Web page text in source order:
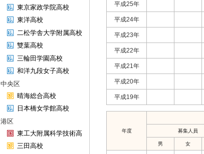
平成25年
平成24年
平成23年
平成22年
平成21年
平成20年
平成19年
年度 募集人員
男 女
東京家政学院高校
東洋高校
二松学舎大学附属高校
雙葉高校
三輪田学園高校
和洋九段女子高校
中央区
晴海総合高校
日本橋女学館高校
港区
東工大附属科学技術高
三田高校